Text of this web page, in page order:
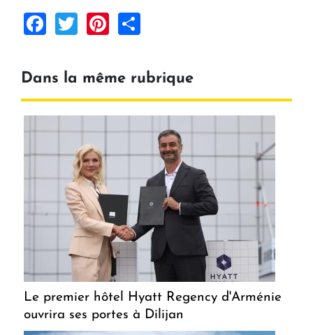
Facebook
TwitterPinterest
Dans la même rubrique
Le premier hôtel Hyatt Regency d'Arménie
ouvrira ses portes à Dilijan